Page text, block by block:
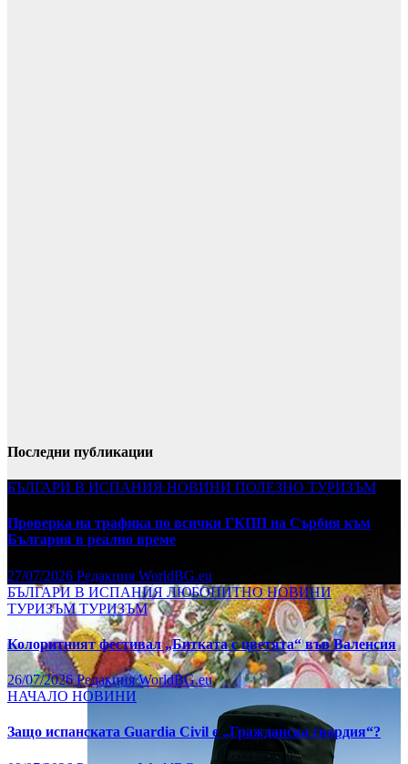
Последни публикации
БЪЛГАРИ В ИСПАНИЯ НОВИНИ ПОЛЕЗНО ТУРИЗЪМ
Проверка на трафика по всички ГКПП на Сърбия към
България в реално време
27/07/2026 Редакция WorldBG.eu
БЪЛГАРИ В ИСПАНИЯ ЛЮБОПИТНОНОВИНИ
ТУРИЗЪМТУРИЗЪМ
Колоритният фестивал „Битката с цветята“ във Валенсия
26/07/2026Редакция WorldBG.eu
НАЧАЛО НОВИНИ
Защо испанската Guardia Civil е „Гражданска гвардия“?